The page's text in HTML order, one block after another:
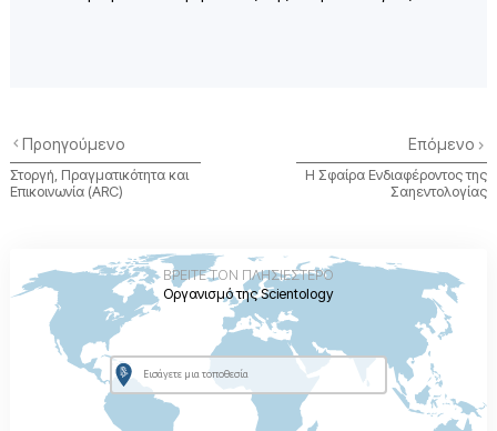
Προηγούμενο
Στοργή, Πραγµατικότητα και
Επικοινωνία (ARC)
Επόμενο
Η Σφαίρα Ενδιαφέροντος της
Σαηεντολογίας
ΒΡΕΙΤΕ ΤΟΝ ΠΛΗΣΙΕΣΤΕΡΟ
Οργανισμό της Scientology